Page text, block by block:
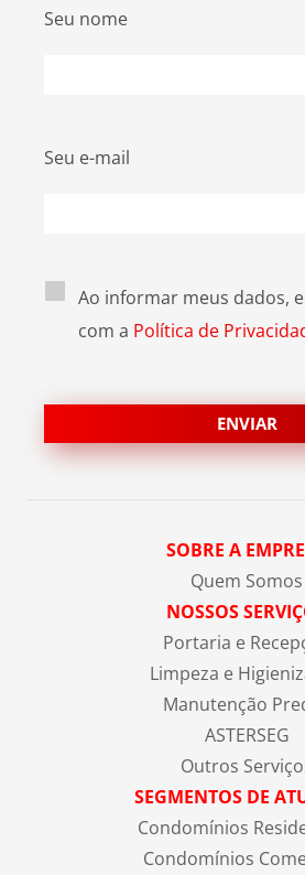
Seu nome
Seu e-mail
Ao informar meus dados,
com a Política de
SOBRE A
Quem Somos
NOSSOS
Portaria e
Limpeza e
Manutenção
ASTERSEG
Outros
SEGMENTOS DE
Condomínios
Condomínios